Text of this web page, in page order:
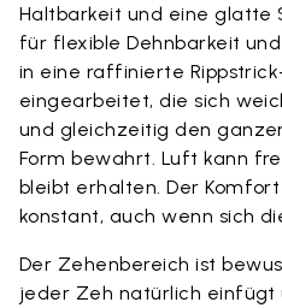
Haltbarkeit und eine glatte
für flexible Dehnbarkeit
in eine raffinierte
eingearbeitet, die sich
und gleichzeitig den
Form bewahrt. Luft kann
bleibt erhalten. Der
konstant, auch wenn sich
Der Zehenbereich ist
jeder Zeh natürlich einfügt